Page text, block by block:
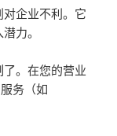
企业不利。它
力。
。在您的营业
务（如